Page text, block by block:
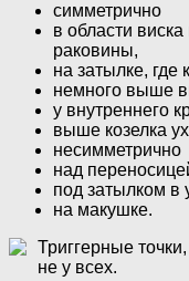
симметрично
в области
раковины,
на затылке,
немного выше
у внутреннего
выше козелка
несимметрично
над
под затылком в
на макушке.
Триггерные
не у всех.